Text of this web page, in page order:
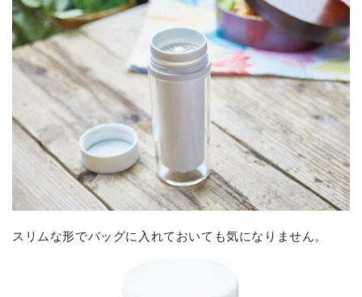
スリムな形でバッグに入れておいても気になりません。